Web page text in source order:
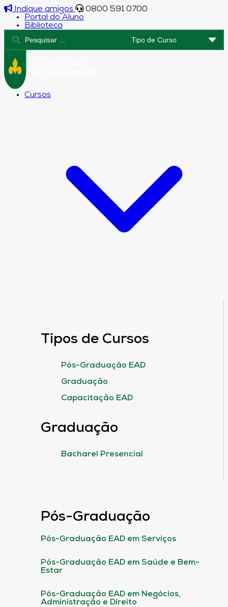
Indique amigos
0800 591 0700
Portal do Aluno
Biblioteca
Cursos
Tipos de Cursos
Pós-Graduação EAD
Graduação
Capacitação EAD
Graduação
Bacharel Presencial
Pós-Graduação
Pós-Graduação EAD em Serviços
Pós-Graduação EAD em Saúde e Bem-
Estar
Pós-Graduação EAD em Negócios,
Administração e Direito